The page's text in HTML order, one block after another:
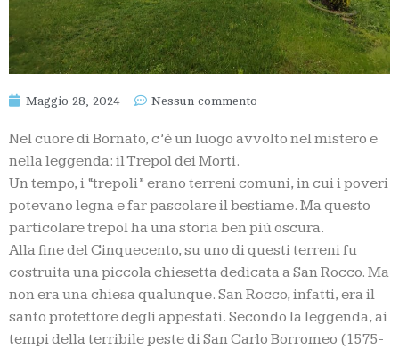
Maggio 28, 2024 Nessun commento
Nel cuore di Bornato, c’è un luogo avvolto nel mistero e
nella leggenda: il Trepol dei Morti.
Un tempo, i “trepoli” erano terreni comuni, in cui i poveri
potevano legna e far pascolare il bestiame. Ma questo
particolare trepol ha una storia ben più oscura.
Alla fine del Cinquecento, su uno di questi terreni fu
costruita una piccola chiesetta dedicata a San Rocco. Ma
non era una chiesa qualunque. San Rocco, infatti, era il
santo protettore degli appestati. Secondo la leggenda, ai
tempi della terribile peste di San Carlo Borromeo (1575-